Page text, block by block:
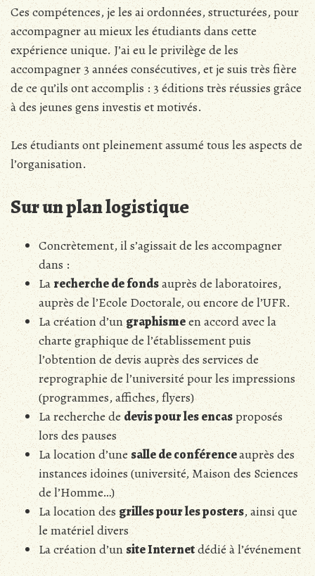
Ces compétences, je les ai ordonnées, structurées, pour
accompagner au mieux les étudiants dans cette
expérience unique. J’ai eu le privilège de les
accompagner 3 années consécutives, et je suis très fière
de ce qu’ils ont accomplis : 3 éditions très réussies grâce
à des jeunes gens investis et motivés.
Les étudiants ont pleinement assumé tous les aspects de
l’organisation.
Sur un plan logistique
Concrètement, il s’agissait de les accompagner
dans :
Larecherche de fondsauprès de laboratoires,
auprès de l’Ecole Doctorale, ou encore de l’UFR.
La création d’ungraphismeen accord avec la
charte graphique de l’établissement puis
l’obtention de devis auprès des services de
reprographie de l’université pour les impressions
(programmes, affiches, flyers)
La recherche dedevis pour les encasproposés
lors des pauses
La location d’unesalle de conférenceauprès des
instances idoines (université, Maison des Sciences
de l’Homme…)
La location desgrilles pour les posters, ainsi que
le matériel divers
La création d’unsite Internetdédié à l’événement